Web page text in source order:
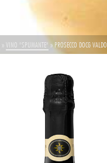
»VINO "SPUMANTE" » PROSECCO DOCG